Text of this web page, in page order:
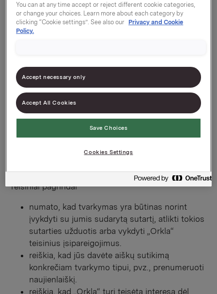
duomenis, bus patikslintas ar aiškiai nurodytas, kai
kreipsitės į mus. Tikslai, dėl kurių „Orkla“ tvarko
asmens duomenis, paprastai yra jūsų užklausų
geriau su jumis susisiekti ir tobulinti savo
produktus, paslaugas ar rinkodarą.
Asmens duomenų tvarkymo
reikalavimai
Lietuvos įstatymų ir teisės aktų reikalavimus.
Teisiniai pagrindai
numato, kad tvarkymas yra būtinas norint
įvykdyti su jumis sudarytą sutartį, atlikti tokios
sutarties užduotis arba vykdyti „Orkla“
teisinius įsipareigojimus.
reiškia, kad jūs davėte aiškų sutikimą
konkrečiam tvarkymo tipui, pvz., prenumeruoti
naujienlaiškį.
reiškia, kad „Orkla“ turi teisėtą interesą dėl
You can at any time accept or reject different cookie categories,
or change your choices. Learn more about each category by
clicking “Cookie settings”. See also our Privacy and Cookie
Policy.
Accept necessary only
Accept All Cookies
Save Choices
Cookies Settings